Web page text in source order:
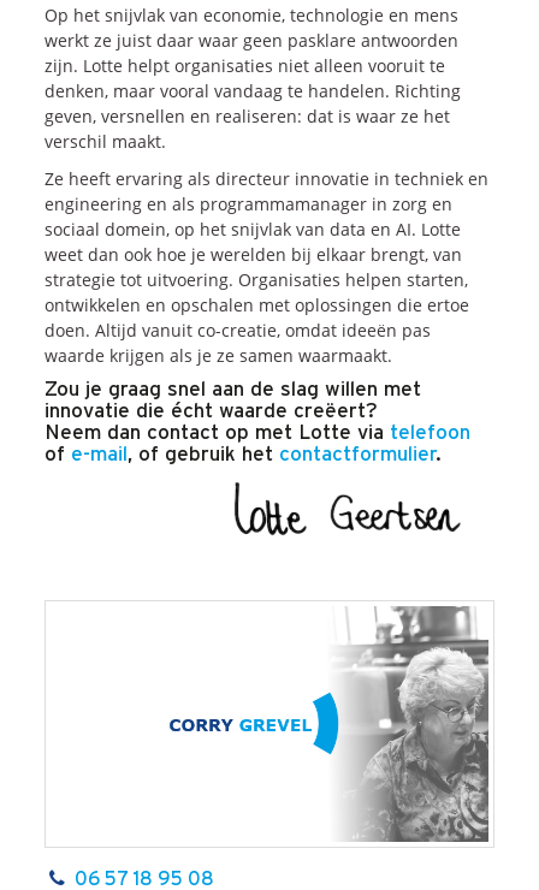
Op het snijvlak van economie, technologie en mens
werkt ze juist daar waar geen pasklare antwoorden
zijn. Lotte helpt organisaties niet alleen vooruit te
denken, maar vooral vandaag te handelen. Richting
geven, versnellen en realiseren: dat is waar ze het
verschil maakt.
Ze heeft ervaring als directeur innovatie in techniek en
engineering en als programmamanager in zorg en
sociaal domein, op het snijvlak van data en AI. Lotte
weet dan ook hoe je werelden bij elkaar brengt, van
strategie tot uitvoering. Organisaties helpen starten,
ontwikkelen en opschalen met oplossingen die ertoe
doen. Altijd vanuit co-creatie, omdat ideeën pas
waarde krijgen als je ze samen waarmaakt.
Zou je graag snel aan de slag willen met
innovatie die écht waarde creëert?
Neem dan contact op met Lotte via telefoon
of e-mail , of gebruik het contactformulier.
06 57 18 95 08